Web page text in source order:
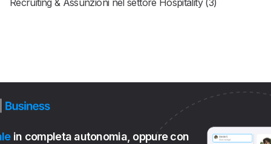
Recruiting & Assunzioni nel settore Hospitality (3)
in completa autonomia, oppure con